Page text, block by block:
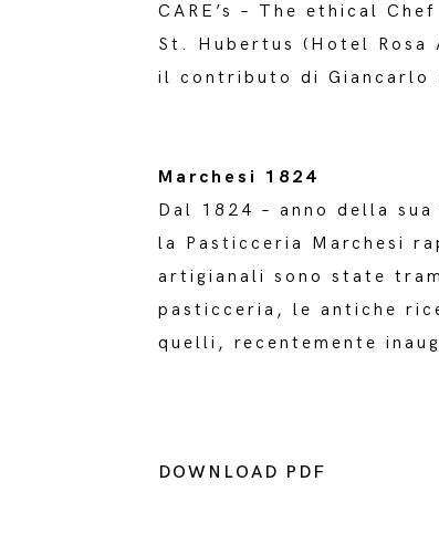
CARE’s – The ethical
St. Hubertus (Hotel Rosa
il contributo di Giancarlo
Marchesi 1824
Dal 1824 – anno della
la Pasticceria Marchesi
artigianali sono state
pasticceria, le antiche
quelli, recentemente
DOWNLOAD PDF